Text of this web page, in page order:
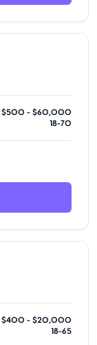
$500 - $60,000
18-70
$400 - $20,000
18-65